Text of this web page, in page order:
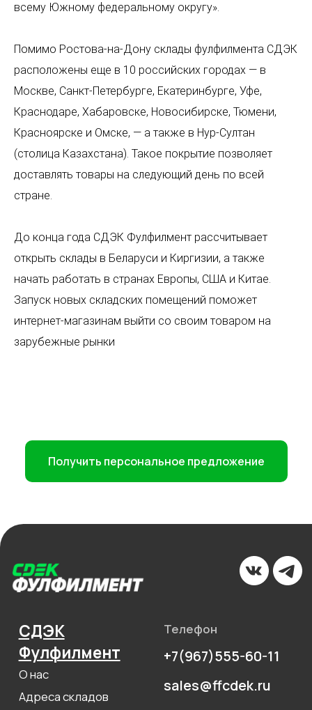
всему Южному федеральному округу».
Помимо Ростова-на-Дону склады фулфилмента СДЭК
расположены еще в 10 российских городах — в
Москве, Санкт-Петербурге, Екатеринбурге, Уфе,
Краснодаре, Хабаровске, Новосибирске, Тюмени,
Красноярске и Омске, — а также в Нур-Султан
(столица Казахстана). Такое покрытие позволяет
доставлять товары на следующий день по всей
стране.
До конца года СДЭК Фулфилмент рассчитывает
открыть склады в Беларуси и Киргизии, а также
начать работать в странах Европы, США и Китае.
Запуск новых складских помещений поможет
интернет-магазинам выйти со своим товаром на
зарубежные рынки
Получить персональное предложение
Политика сбора ПДн клиентов
Пользовательское соглашение
+7(967)555-60-11
sales@ffcdek.ru
Телефон
Клиентам
Поддержка
Решения для
бизнеса
Доставка до
маркетплейсов
Фулфилмент для
интернет-магазинов
FBS
DBS
а остальное возьмём на себя
Фулфилмент
О нас
Адреса складов
Блог
Акции
Новости
сайты